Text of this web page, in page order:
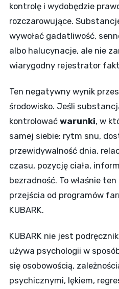
kontrolę i wydobędzie
rozczarowujące.
wywołać gadatliwość,
albo halucynacje, ale nie
wiarygodny rejestrator
Ten negatywny wynik
środowisko. Jeśli
kontrolować warunki, w
samej siebie: rytm snu,
przewidywalność dnia,
czasu, pozycję ciała,
bezradność. To właśnie
przejścia od programów
KUBARK.
KUBARK nie jest
używa psychologii w
się osobowością,
psychicznymi, lękiem,